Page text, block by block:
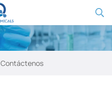
Contáctenos